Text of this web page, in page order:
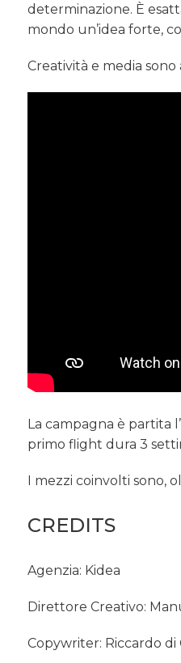
determinazione. È
mondo un’idea forte,
Creatività e media
La campagna è partita
primo flight dura 3
I mezzi coinvolti sono,
CREDITS
Agenzia: Kidea
Direttore Creativo:
Copywriter: Riccardo di